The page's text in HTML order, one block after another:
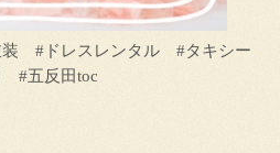
#ドレスレンタル #タキシー
#五反田toc